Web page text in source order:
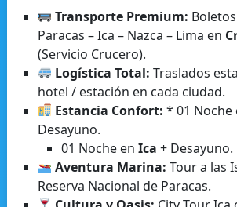
Transporte Premium:
Paracas – Ica – Nazca – Lima en
(Servicio Crucero).
Logística Total: Traslados
hotel / estación en cada ciudad.
Estancia Confort: * 01 Noche
Desayuno.
01 Noche enIca + Desayuno.
Aventura Marina: Tour a las
Reserva Nacional de Paracas.